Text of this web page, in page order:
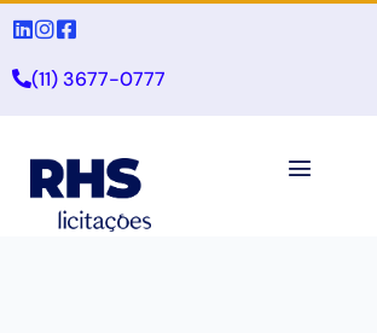
(11) 3677-0777